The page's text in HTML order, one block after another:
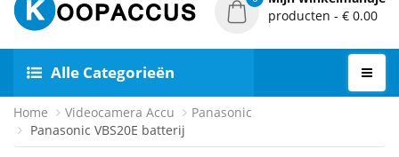
producten - € 0.00
Alle Categorieën
Home Videocamera Accu
Panasonic
Panasonic VBS20E batterij